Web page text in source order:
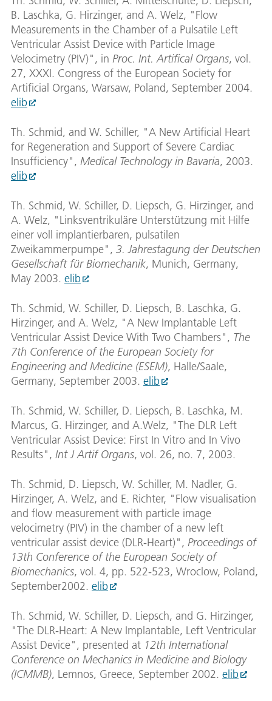
B. Laschka, G. Hirzinger, and A. Welz, "Flow
Measurements in the Chamber of a Pulsatile Left
Ventricular Assist Device with Particle Image
Velocimetry (PIV)", in Proc. Int. Artifical Organs, vol.
27, XXXI. Congress of the European Society for
Artificial Organs, Warsaw, Poland, September 2004.
elib
Th. Schmid, and W. Schiller, "A New Artificial Heart
for Regeneration and Support of Severe Cardiac
Insufficiency", Medical Technology in Bavaria, 2003.
elib
Th. Schmid, W. Schiller, D. Liepsch, G. Hirzinger, and
A. Welz, "Linksventrikuläre Unterstützung mit Hilfe
einer voll implantierbaren, pulsatilen
Zweikammerpumpe", 3. Jahrestagung der Deutschen
Gesellschaft für Biomechanik, Munich, Germany,
May 2003. elib
Th. Schmid, W. Schiller, D. Liepsch, B. Laschka, G.
Hirzinger, and A. Welz, "A New Implantable Left
Ventricular Assist Device With Two Chambers", The
7th Conference of the European Society for
Engineering and Medicine (ESEM), Halle/Saale,
Germany, September 2003. elib
Th. Schmid, W. Schiller, D. Liepsch, B. Laschka, M.
Marcus, G. Hirzinger, and A.Welz, "The DLR Left
Ventricular Assist Device: First In Vitro and In Vivo
Results", Int J Artif Organs, vol. 26, no. 7, 2003.
Th. Schmid, D. Liepsch, W. Schiller, M. Nadler, G.
Hirzinger, A. Welz, and E. Richter, "Flow visualisation
and flow measurement with particle image
velocimetry (PIV) in the chamber of a new left
ventricular assist device (DLR-Heart)", Proceedings of
13th Conference of the European Society of
Biomechanics, vol. 4, pp. 522-523, Wroclow, Poland,
September2002. elib
Th. Schmid, W. Schiller, D. Liepsch, and G. Hirzinger,
"The DLR-Heart: A New Implantable, Left Ventricular
Assist Device", presented at 12th International
Conference on Mechanics in Medicine and Biology
(ICMMB), Lemnos, Greece, September 2002. elib